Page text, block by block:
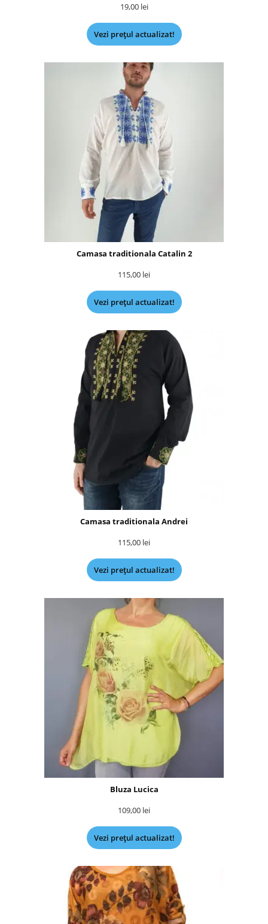
19,00 lei
Vezi prețul actualizat!
Camasa traditionala Catalin 2
115,00 lei
Vezi prețul actualizat!
Camasa traditionala Andrei
115,00 lei
Vezi prețul actualizat!
Bluza Lucica
109,00 lei
Vezi prețul actualizat!